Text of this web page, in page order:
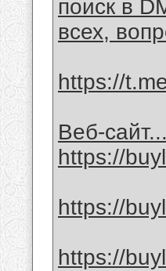
поиск в
всех,
https://
Веб-
https://
https://
https://